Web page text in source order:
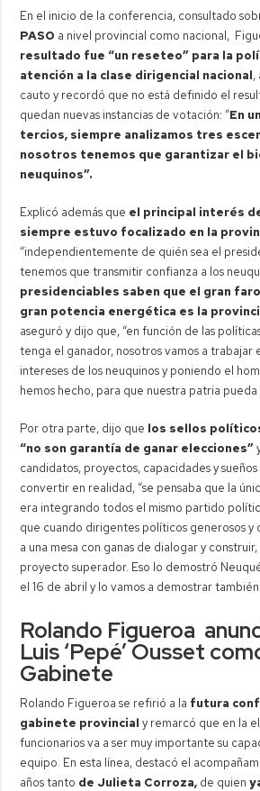
En el inicio de la conferencia, consultado
PASO a nivel provincial como nacional,
resultado fue “un reseteo” para la
atención a la clase dirigencial nacional,
cauto y recordó que no está definido el
quedan nuevas instancias de votación: “En
tercios, siempre analizamos tres
nosotros tenemos que garantizar el
neuquinos”.
Explicó además que el principal interés
siempre estuvo focalizado en la
“independientemente de quién sea el
tenemos que transmitir confianza a los
presidenciables saben que el gran
gran potencia energética es la
aseguró y dijo que, “en función de las
tenga el ganador, nosotros vamos a trabajar
intereses de los neuquinos y poniendo el
hemos hecho, para que nuestra patria pueda
Por otra parte, dijo que los sellos
“no son garantía de ganar elecciones”
candidatos, proyectos, capacidades y
convertir en realidad, “se pensaba que la
era integrando todos el mismo partido
que cuando dirigentes políticos generosos y
a una mesa con ganas de dialogar y
proyecto superador. Eso lo demostró
el 16 de abril y lo vamos a demostrar también
Rolando Figueroa
Luis ‘Pepé’ Ousset
Gabinete
Rolando Figueroa se refirió a la futura
gabinete provincial y remarcó que en la
funcionarios va a ser muy importante su
equipo. En esta línea, destacó el
años tanto de Julieta Corroza, de quien